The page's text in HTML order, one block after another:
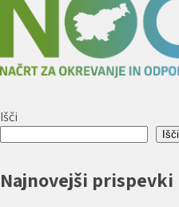
Išči
Išči
Najnovejši prispevki